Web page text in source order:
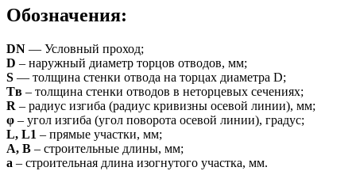
Обозначения:
DN — Условный проход;
D – наружный диаметр торцов отводов, мм;
S — толщина стенки отвода на торцах диаметра D;
Tв – толщина стенки отводов в неторцевых сечениях;
R – радиус изгиба (радиус кривизны осевой линии), мм;
φ – угол изгиба (угол поворота осевой линии), градус;
L, L1 – прямые участки, мм;
А, B – строительные длины, мм;
а – строительная длина изогнутого участка, мм.